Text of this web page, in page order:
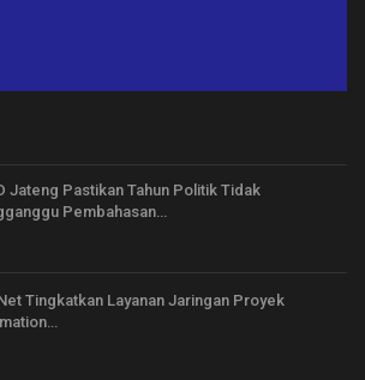
Jateng Pastikan Tahun Politik Tidak
Pembahasan…
Tingkatkan Layanan Jaringan Proyek